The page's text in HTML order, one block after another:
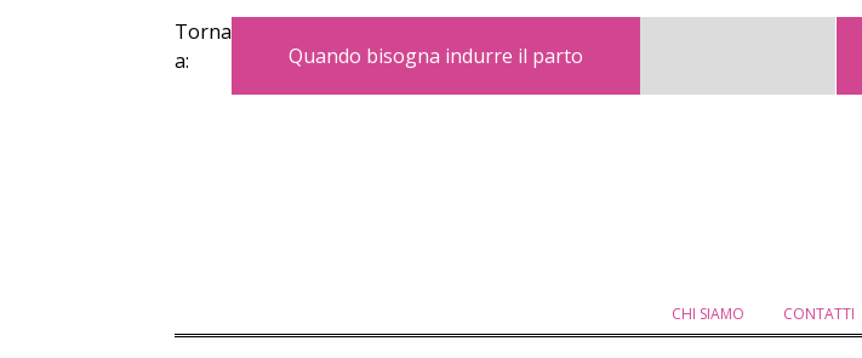
Torna
a:
Quando bisogna indurre il parto
CHI SIAMO CONTATTI